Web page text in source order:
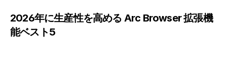
2026年に生産性を高める Arc Browser 拡張機
能ベスト5